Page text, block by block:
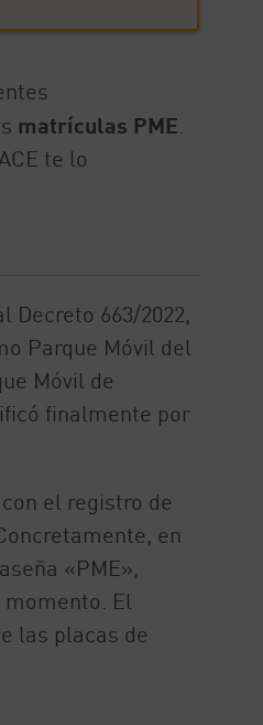
matrículas PME.
te lo
Decreto 663/2022,
Parque Móvil del
Móvil de
finalmente por
el registro de
en
«PME»,
El
las placas de